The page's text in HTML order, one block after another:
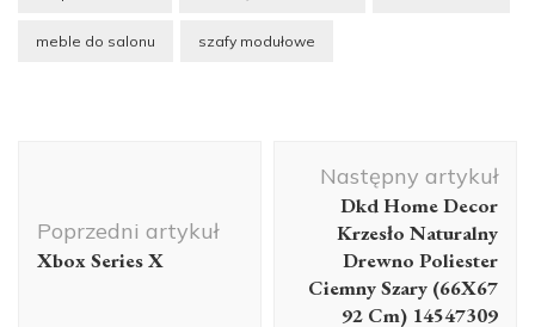
meble do salonu szafy modułowe
Poprzedni artykuł
Xbox Series X
Następny artykuł
Dkd Home Decor
Krzesło Naturalny
Drewno Poliester
Ciemny Szary (66X67
92 Cm) 14547309